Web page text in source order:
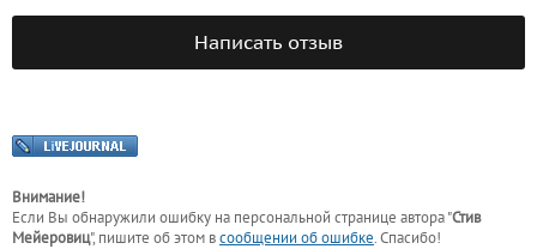
Написать отзыв
Внимание!
Если Вы обнаружили ошибку на персональной странице автора "Стив
Мейеровиц", пишите об этом всообщении об ошибке. Спасибо!